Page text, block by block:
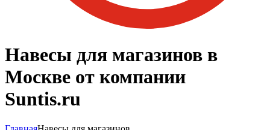
Навесы для магазинов в
Москве от компании
Suntis.ru